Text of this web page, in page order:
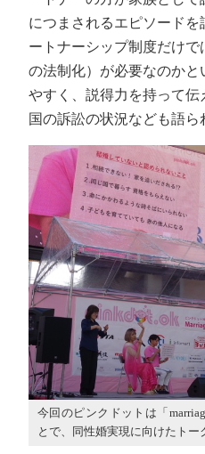
につまされるエピソード
ートナーシップ制度だけ
の法制化）が必要なのかと
やすく、説得力を持って
国の訴訟の状況なども語ら
今回のピンクドットは「
とで、同性婚実現に向けたト